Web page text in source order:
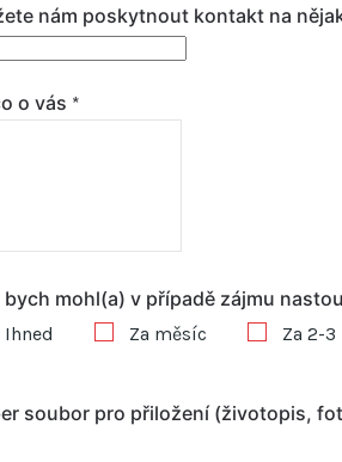
nám poskytnout kontakt na
o vás *
bych mohl(a) v případě zájmu
Ihned
Za měsíc Za 2-
soubor pro přiložení (životopis,